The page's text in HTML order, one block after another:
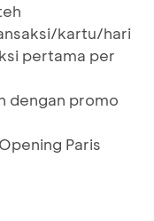
kartu/hari
pertama per
dengan promo
Paris